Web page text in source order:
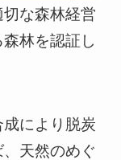
な森林経営
林を認証し
により脱炭
天然のめぐ